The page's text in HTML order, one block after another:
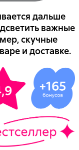
дальше
важные
скучные
и доставке.